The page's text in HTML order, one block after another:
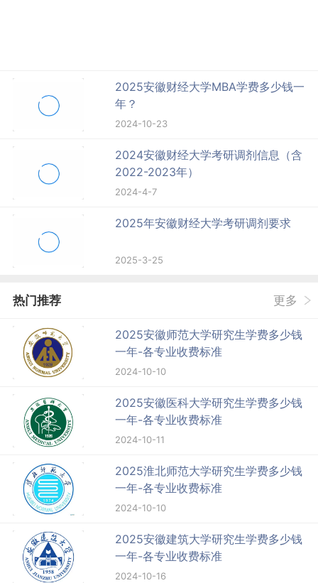
2025安徽财经大学MBA学费多少钱一
年？
2024-10-23
2024安徽财经大学考研调剂信息（含
2022-2023年）
2024-4-7
2025年安徽财经大学考研调剂要求
2025-3-25
热门推荐 更多
2025安徽师范大学研究生学费多少钱
一年-各专业收费标准
2024-10-10
2025安徽医科大学研究生学费多少钱
一年-各专业收费标准
2024-10-11
2025淮北师范大学研究生学费多少钱
一年-各专业收费标准
2024-10-10
2025安徽建筑大学研究生学费多少钱
一年-各专业收费标准
2024-10-16